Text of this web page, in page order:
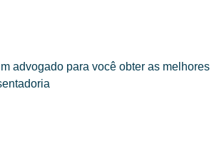
advogado para você obter as melhores